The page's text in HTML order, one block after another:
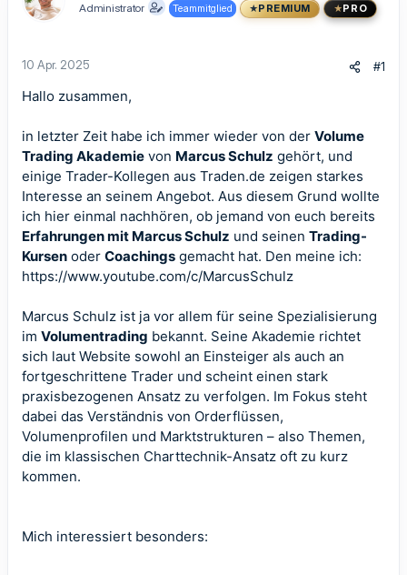
Administrator Teammitglied PREMIUM PRO
10 Apr. 2025 #1
Hallo zusammen,
in letzter Zeit habe ich immer wieder von der Volume
Trading Akademie von Marcus Schulz gehört, und
einige Trader-Kollegen aus Traden.de zeigen starkes
Interesse an seinem Angebot. Aus diesem Grund wollte
ich hier einmal nachhören, ob jemand von euch bereits
Erfahrungen mit Marcus Schulz und seinen Trading-
Kursen oder Coachings gemacht hat. Den meine ich:
https://www.youtube.com/c/MarcusSchulz
Marcus Schulz ist ja vor allem für seine Spezialisierung
im Volumentrading bekannt. Seine Akademie richtet
sich laut Website sowohl an Einsteiger als auch an
fortgeschrittene Trader und scheint einen stark
praxisbezogenen Ansatz zu verfolgen. Im Fokus steht
dabei das Verständnis von Orderflüssen,
Volumenprofilen und Marktstrukturen – also Themen,
die im klassischen Charttechnik-Ansatz oft zu kurz
kommen.
Mich interessiert besonders: